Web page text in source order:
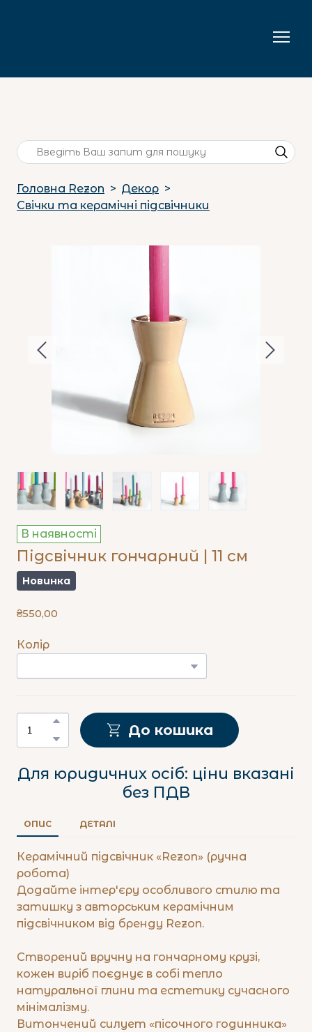
Головна Rezon
Декор
Свічки та керамічні підсвічники
В наявності
Підсвічник гончарний | 11 см
Новинка
₴550,00
Колір
До кошика
Для юридичних осіб: ціни вказані
без ПДВ
ОПИС ДЕТАЛІ
Керамічний підсвічник «Rezon» (ручна
робота)
Додайте інтер'єру особливого стилю та
затишку з авторським керамічним
підсвічником від бренду Rezon.
Створений вручну на гончарному крузі,
кожен виріб поєднує в собі тепло
натуральної глини та естетику сучасного
мінімалізму.
Витончений силует «пісочного годинника»